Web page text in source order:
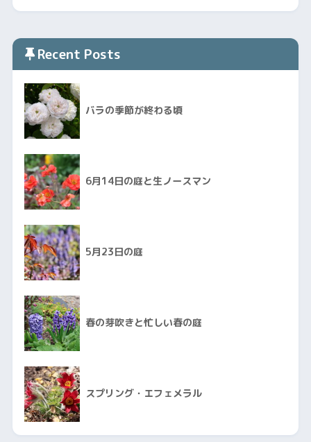
Recent Posts
バラの季節が終わる頃
6月14日の庭と生ノースマン
5月23日の庭
春の芽吹きと忙しい春の庭
スプリング・エフェメラル